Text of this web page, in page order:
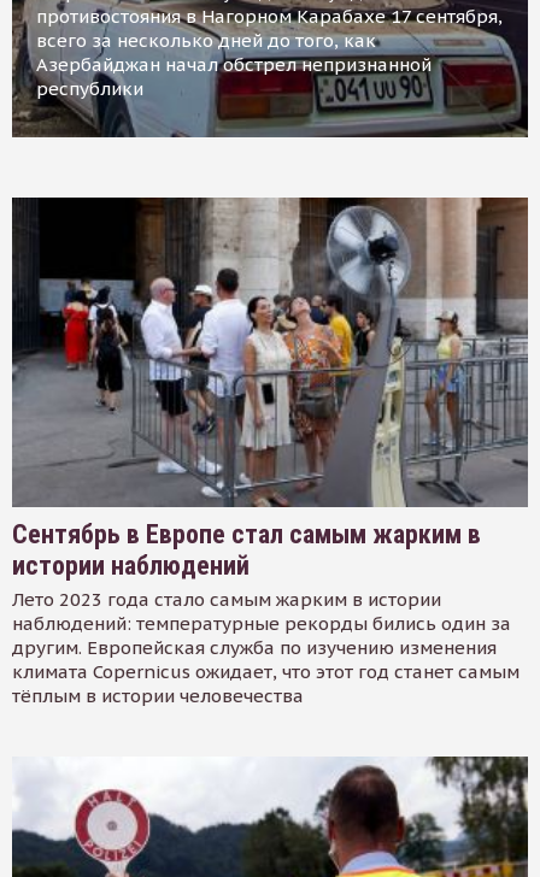
противостояния в Нагорном Карабахе 17 сентября,
всего за несколько дней до того, как
Азербайджан начал обстрел непризнанной
республики
Сентябрь в Европе стал самым жарким в
истории наблюдений
Лето 2023 года стало самым жарким в истории
наблюдений: температурные рекорды бились один за
другим. Европейская служба по изучению изменения
климата Copernicus ожидает, что этот год станет самым
тёплым в истории человечества